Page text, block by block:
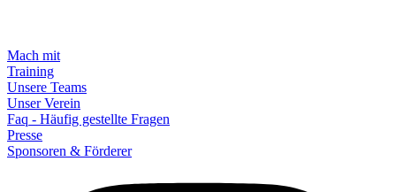
Mach mit
Training
Unsere Teams
Unser Verein
Faq - Häufig gestellte Fragen
Presse
Sponsoren & Förderer